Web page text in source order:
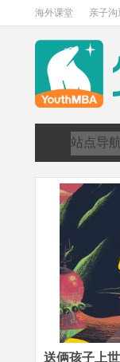
海外课堂 亲子沟
访谈 关于我们